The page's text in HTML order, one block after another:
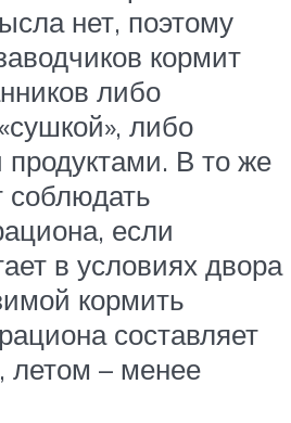
нет, поэтому
кормит
либо
либо
В то же
соблюдать
если
в условиях двора
кормить
составляет
летом – менее